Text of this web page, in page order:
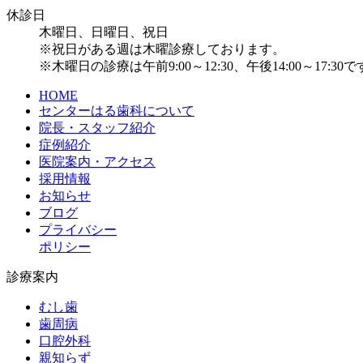
休診日
木曜日、日曜日、祝日
※祝日がある週は木曜診療しております。
※木曜日の診療は午前9:00～12:30、午後14:00～17:30で
HOME
センターはる歯科について
院長・スタッフ紹介
症例紹介
医院案内・アクセス
採用情報
お知らせ
ブログ
プライバシー
ポリシー
診療案内
むし歯
歯周病
口腔外科
親知らず